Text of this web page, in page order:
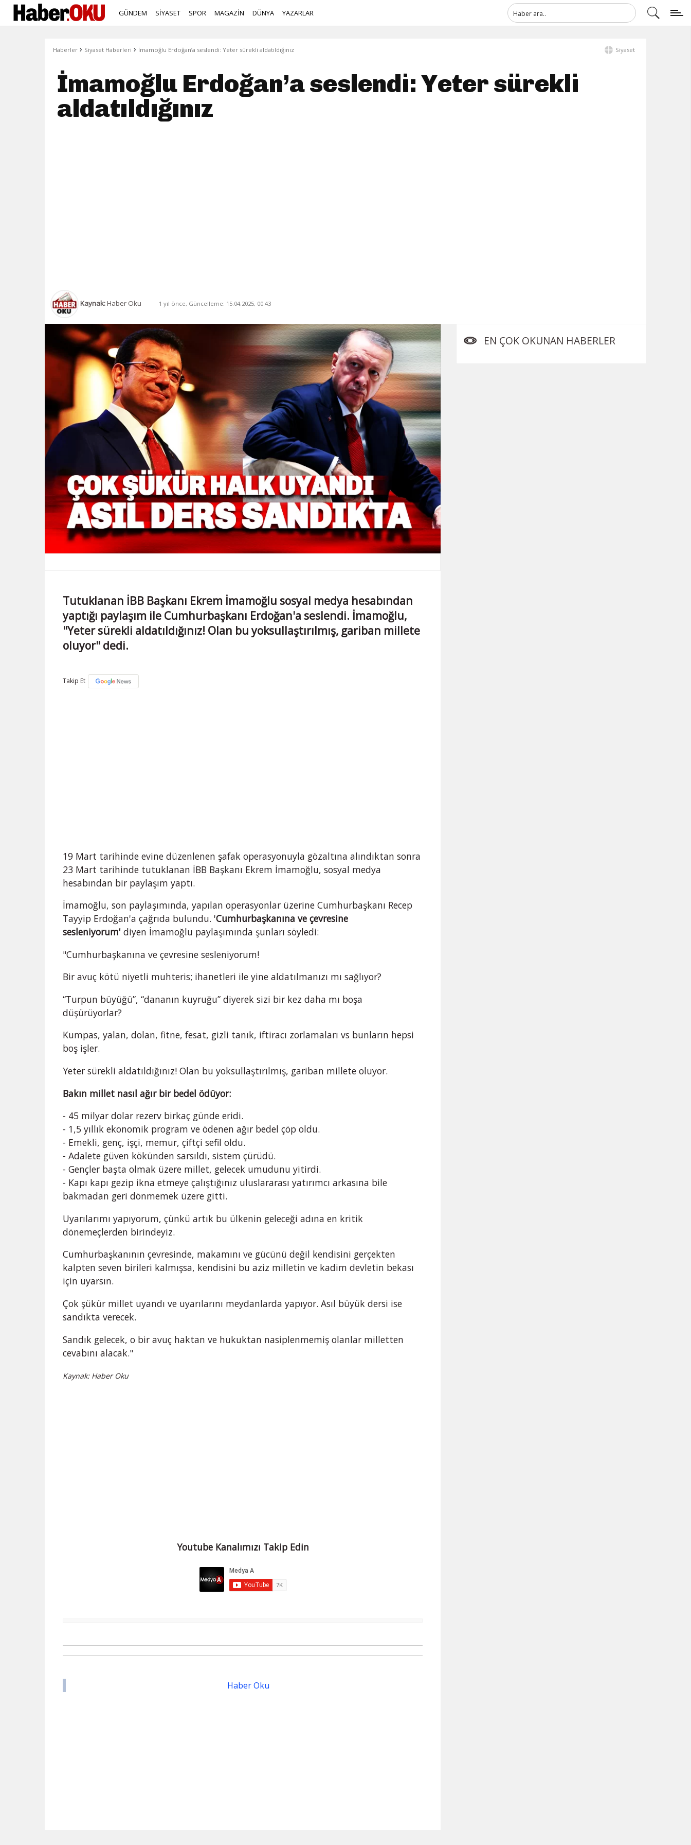
GÜNDEM SİYASET SPOR MAGAZİN DÜNYA YAZARLAR
Haberler › Siyaset Haberleri › İmamoğlu Erdoğan’a seslendi: Yeter sürekli aldatıldığınız Siyaset
İmamoğlu Erdoğan’a seslendi: Yeter sürekli
aldatıldığınız
Kaynak:Haber Oku 1 yıl önce, Güncelleme: 15.04.2025, 00:43
Tutuklanan İBB Başkanı Ekrem İmamoğlu sosyal medya hesabından
yaptığı paylaşım ile Cumhurbaşkanı Erdoğan'a seslendi. İmamoğlu,
"Yeter sürekli aldatıldığınız! Olan bu yoksullaştırılmış, gariban millete
oluyor" dedi.
Takip Et
19 Mart tarihinde evine düzenlenen şafak operasyonuyla gözaltına alındıktan sonra
23 Mart tarihinde tutuklanan İBB Başkanı Ekrem İmamoğlu, sosyal medya
hesabından bir paylaşım yaptı.
İmamoğlu, son paylaşımında, yapılan operasyonlar üzerine Cumhurbaşkanı Recep
Tayyip Erdoğan'a çağrıda bulundu. 'Cumhurbaşkanına ve çevresine
sesleniyorum' diyen İmamoğlu paylaşımında şunları söyledi:
"Cumhurbaşkanına ve çevresine sesleniyorum!
Bir avuç kötü niyetli muhteris; ihanetleri ile yine aldatılmanızı mı sağlıyor?
“Turpun büyüğü”, “dananın kuyruğu” diyerek sizi bir kez daha mı boşa
düşürüyorlar?
Kumpas, yalan, dolan, fitne, fesat, gizli tanık, iftiracı zorlamaları vs bunların hepsi
boş işler.
Yeter sürekli aldatıldığınız! Olan bu yoksullaştırılmış, gariban millete oluyor.
Bakın millet nasıl ağır bir bedel ödüyor:
- 45 milyar dolar rezerv birkaç günde eridi.
- 1,5 yıllık ekonomik program ve ödenen ağır bedel çöp oldu.
- Emekli, genç, işçi, memur, çiftçi sefil oldu.
- Adalete güven kökünden sarsıldı, sistem çürüdü.
- Gençler başta olmak üzere millet, gelecek umudunu yitirdi.
- Kapı kapı gezip ikna etmeye çalıştığınız uluslararası yatırımcı arkasına bile
bakmadan geri dönmemek üzere gitti.
Uyarılarımı yapıyorum, çünkü artık bu ülkenin geleceği adına en kritik
dönemeçlerden birindeyiz.
Cumhurbaşkanının çevresinde, makamını ve gücünü değil kendisini gerçekten
kalpten seven birileri kalmışsa, kendisini bu aziz milletin ve kadim devletin bekası
için uyarsın.
Çok şükür millet uyandı ve uyarılarını meydanlarda yapıyor. Asıl büyük dersi ise
sandıkta verecek.
Sandık gelecek, o bir avuç haktan ve hukuktan nasiplenmemiş olanlar milletten
cevabını alacak."
Kaynak: Haber Oku
Youtube Kanalımızı Takip Edin
Haber Oku
EN ÇOK OKUNAN HABERLER